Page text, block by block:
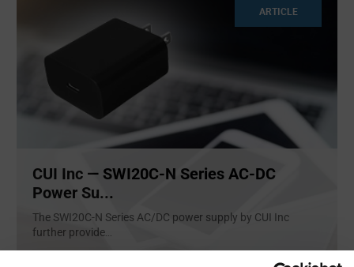
ARTICLE
CUI Inc — SWI20C-N Series AC-DC
Power Su...
The SWI20C-N Series AC/DC power supply by CUI Inc
further provide...